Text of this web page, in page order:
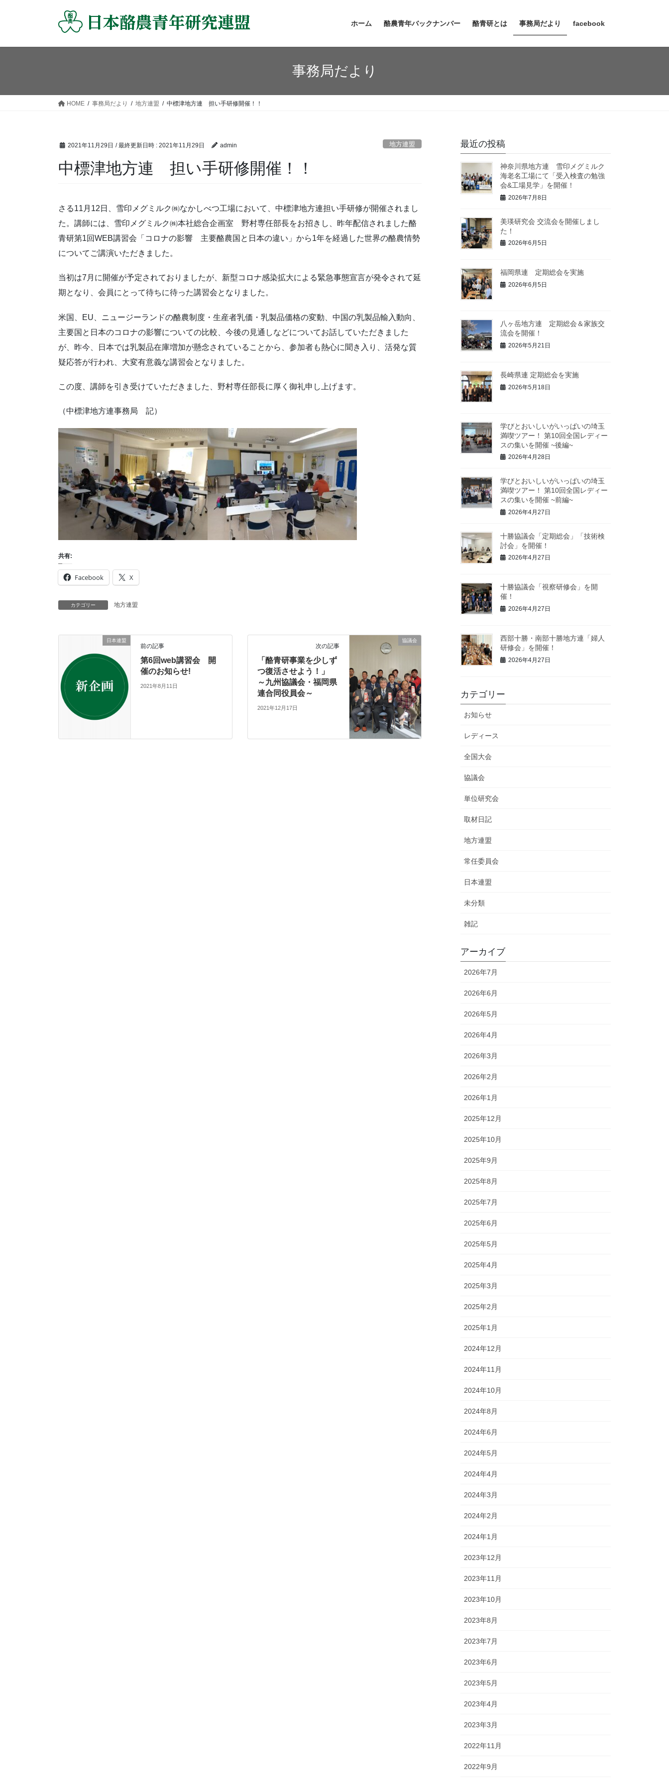
ホーム 酪農青年バックナンバー 酪青研とは 事務局だより facebook
事務局だより
HOME 事務局だより 地方連盟 中標津地方連 担い手研修開催！！
2021年11月29日 / 最終更新日時 : 2021年11月29日 admin 地方連盟
中標津地方連 担い手研修開催！！
さる11月12日、雪印メグミルク㈱なかしべつ工場において、中標津地方連担い手研修が開催されまし
た。講師には、雪印メグミルク㈱本社総合企画室 野村専任部長をお招きし、昨年配信されました酪
青研第1回WEB講習会「コロナの影響 主要酪農国と日本の違い」から1年を経過した世界の酪農情勢
についてご講演いただきました。
当初は7月に開催が予定されておりましたが、新型コロナ感染拡大による緊急事態宣言が発令されて延
期となり、会員にとって待ちに待った講習会となりました。
米国、EU、ニュージーランドの酪農制度・生産者乳価・乳製品価格の変動、中国の乳製品輸入動向、
主要国と日本のコロナの影響についての比較、今後の見通しなどについてお話していただきました
が、昨今、日本では乳製品在庫増加が懸念されていることから、参加者も熱心に聞き入り、活発な質
疑応答が行われ、大変有意義な講習会となりました。
この度、講師を引き受けていただきました、野村専任部長に厚く御礼申し上げます。
（中標津地方連事務局 記）
共有:
Facebook X
カテゴリー 地方連盟
日本連盟
前の記事
第6回web講習会 開
催のお知らせ!
2021年8月11日
協議会
次の記事
「酪青研事業を少しず
つ復活させよう！」
～九州協議会・福岡県
連合同役員会～
2021年12月17日
最近の投稿
神奈川県地方連 雪印メグミルク
海老名工場にて「受入検査の勉強
会&工場見学」を開催！
2026年7月8日
美瑛研究会 交流会を開催しまし
た！
2026年6月5日
福岡県連 定期総会を実施
2026年6月5日
八ヶ岳地方連 定期総会＆家族交
流会を開催！
2026年5月21日
長崎県連 定期総会を実施
2026年5月18日
学びとおいしいがいっぱいの埼玉
満喫ツアー！ 第10回全国レディー
スの集いを開催 ~後編~
2026年4月28日
学びとおいしいがいっぱいの埼玉
満喫ツアー！ 第10回全国レディー
スの集いを開催 ~前編~
2026年4月27日
十勝協議会「定期総会」「技術検
討会」を開催！
2026年4月27日
十勝協議会「視察研修会」を開
催！
2026年4月27日
西部十勝・南部十勝地方連「婦人
研修会」を開催！
2026年4月27日
カテゴリー
お知らせ
レディース
全国大会
協議会
単位研究会
取材日記
地方連盟
常任委員会
日本連盟
未分類
雑記
アーカイブ
2026年7月
2026年6月
2026年5月
2026年4月
2026年3月
2026年2月
2026年1月
2025年12月
2025年10月
2025年9月
2025年8月
2025年7月
2025年6月
2025年5月
2025年4月
2025年3月
2025年2月
2025年1月
2024年12月
2024年11月
2024年10月
2024年8月
2024年6月
2024年5月
2024年4月
2024年3月
2024年2月
2024年1月
2023年12月
2023年11月
2023年10月
2023年8月
2023年7月
2023年6月
2023年5月
2023年4月
2023年3月
2022年11月
2022年9月